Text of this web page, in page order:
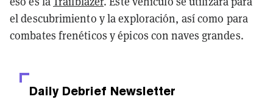
el descubrimiento y la exploración, así como para
combates frenéticos y épicos con naves grandes.
Daily Debrief Newsletter